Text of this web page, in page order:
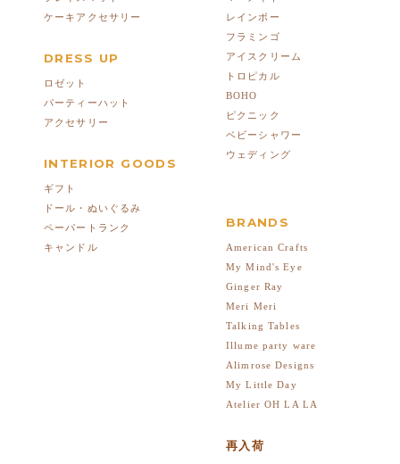
ケーキアクセサリー
DRESS UP
ロゼット
パーティーハット
アクセサリー
INTERIOR GOODS
ギフト
ドール・ぬいぐるみ
ペーパートランク
キャンドル
レインボー
フラミンゴ
アイスクリーム
トロピカル
BOHO
ピクニック
ベビーシャワー
ウェディング
BRANDS
American Crafts
My Mind's Eye
Ginger Ray
Meri Meri
Talking Tables
Illume party ware
Alimrose Designs
My Little Day
Atelier OH LA LA
再入荷